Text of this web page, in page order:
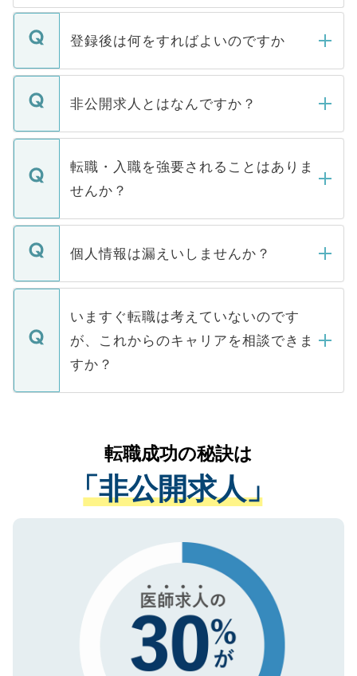
登録後は何をすればよいのですか
ご登録いただきましたら、弊社担当者がご
登録内容を確認し、その後メールもしくは
ます。通常、5営業日以内にはご連絡をせて
いただきますので、しばらくお待ちくださ
非公開求人とはなんですか？
マイナビDOCTORで取り扱っている求人の
うち約3割は、Webサイトからご覧いただ
けない「非公開求人」です。非公開求人は
下記の理由によって、一般には公開してい
ません。
■応募殺到を避けるため 人気のある医療機
関を公にしてしまうと、応募が殺到する場
に、医療機関が求める条件に合った人材の
みを人材紹介会社に依頼するケースが増え
ています。
転職・入職を強要されることはありま
せんか？
転職・入職を強要することは一切ありませ
ん。また、仮に応募先から内定をいただい
定を承諾する必要はありません。内定先へ
の辞退の連絡はキャリアパートナーが行い
個人情報は漏えいしませんか？
個人情報が漏えいすることはありませんの
で、ご安心ください。当サイトからの登録
などで収集したご登録者様の個人情報は、
ご本人のキャリアアップおよび転職活動の
支援を目的に使用いたします。お預かりし
ているすべての個人データはご本人の許可
は、個人情報の取り扱いについての厳密な
管理基準を満たした事業者のみに付与され
る、プライバシーマークを取得済みです。
で、機密保持に関してもご安心ください。
いますぐ転職は考えていないのです
が、これからのキャリアを相談できま
すか？
かがいして、現在の医療機関の状況や紹介
経験をまじえながら、適切なアドバイスを
させていただきます。すぐにご転職をされ
ない方には、長期的なサポートが可能です
ので、まずはご登録ください。
転職成功の秘訣は
「非公開求人」